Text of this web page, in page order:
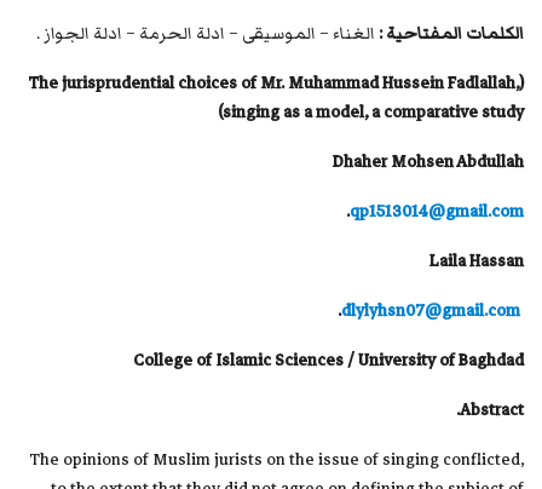
الكلمات المفتاحية : الغناء – الموسيقى – ادلة الحرمة – ادلة الجواز .
(The jurisprudential choices of Mr. Muhammad Hussein Fadlallah,
singing as a model, a comparative study)
Dhaher Mohsen Abdullah
qp1513014@gmail.com
.
Laila Hassan
dlylyhsn07@gmail.com
.
College of Islamic Sciences / University of Baghdad
Abstract.
The opinions of Muslim jurists on the issue of singing conflicted,